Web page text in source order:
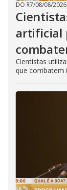
DO R7/08/08/2026
artificial
Cientistas
que combatem